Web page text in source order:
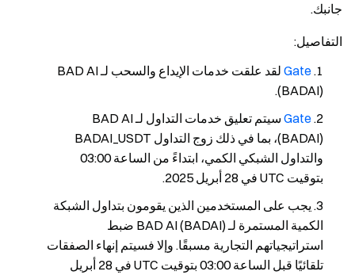
جانبك.
التفاصيل:
Gate
لقد علقت خدمات الإيداع والسحب لـ BAD AI
(BADAI).
Gate
سيتم تعليق خدمات التداول لـ BAD AI
(BADAI)، بما في ذلك زوج التداول BADAI_USDT
والتداول الشبكي الكمي، ابتداءً من الساعة 03:00
بتوقيت UTC في 28 أبريل 2025.
يجب على المستخدمين الذين يقومون بتداول الشبكة
الكمية المستمرة لـ BAD AI (BADAI) ضبط
استراتيجياتهم التجارية مسبقًا. وإلا فسيتم إنهاء الصفقات
تلقائيًا قبل الساعة 03:00 بتوقيت UTC في 28 أبريل